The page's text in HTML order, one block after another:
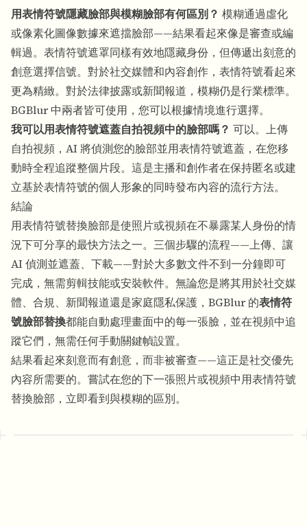
用表情符號隱藏臉部與模糊臉部有何區別？ 模糊通過虛化
或像素化圖像數據來遮擋臉部——結果看起來像是審查或編
輯過。表情符號遮罩同樣有效地隱藏身份，但傳遞出刻意的
創意選擇信號。對於社交媒體和內容創作，表情符號看起來
更為精緻。對於法律披露或新聞報道，模糊仍是行業標準。
BGBlur 中兩者皆可使用，您可以根據情境進行選擇。
我可以用表情符號遮蓋自拍視頻中的臉部嗎？ 可以。上傳
自拍視頻，AI 將偵測您的臉部並用表情符號遮蓋，在您移
動時全程追蹤整個片段。這是主播和創作者在保持匿名或建
立基於表情符號的個人形象的同時發布內容的流行方法。
結論
用表情符號替換臉部是使照片或視頻在不暴露某人身份的情
況下可分享的最快方法之一。三個步驟的流程——上傳、讓
AI 偵測並遮蓋、下載——對於大多數文件不到一分鐘即可
完成，無需剪輯技能或安裝軟件。無論您是將其用於社交媒
體、合規、新聞報道還是家庭隱私保護，BGBlur 的表情符
號臉部替換都能自動處理畫面中的每一張臉，並在視頻中追
蹤它們，無需任何手動關鍵幀設置。
結果看起來刻意而有創意，而非被審查——這正是社交優先
內容所需要的。 嘗試在您的下一張照片或視頻中用表情符號
替換臉部 ，立即看到與模糊的區別。